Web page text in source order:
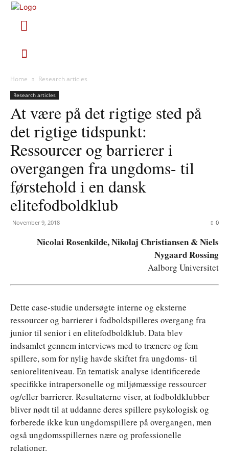
Home Research articles
Research articles
At være på det rigtige sted på
det rigtige tidspunkt:
Ressourcer og barrierer i
overgangen fra ungdoms- til
førstehold i en dansk
elitefodboldklub
November 9, 2018 0
Nicolai Rosenkilde, Nikolaj Christiansen & Niels
Nygaard Rossing
Aalborg Universitet
Dette case-studie undersøgte interne og eksterne
ressourcer og barrierer i fodboldspilleres overgang fra
junior til senior i en elitefodboldklub. Data blev
indsamlet gennem interviews med to trænere og fem
spillere, som for nylig havde skiftet fra ungdoms- til
senioreliteniveau. En tematisk analyse identificerede
specifikke intrapersonelle og miljømæssige ressourcer
og/eller barrierer. Resultaterne viser, at fodboldklubber
bliver nødt til at uddanne deres spillere psykologisk og
forberede ikke kun ungdomspillere på overgangen, men
også ungdomsspillernes nære og professionelle
relationer.